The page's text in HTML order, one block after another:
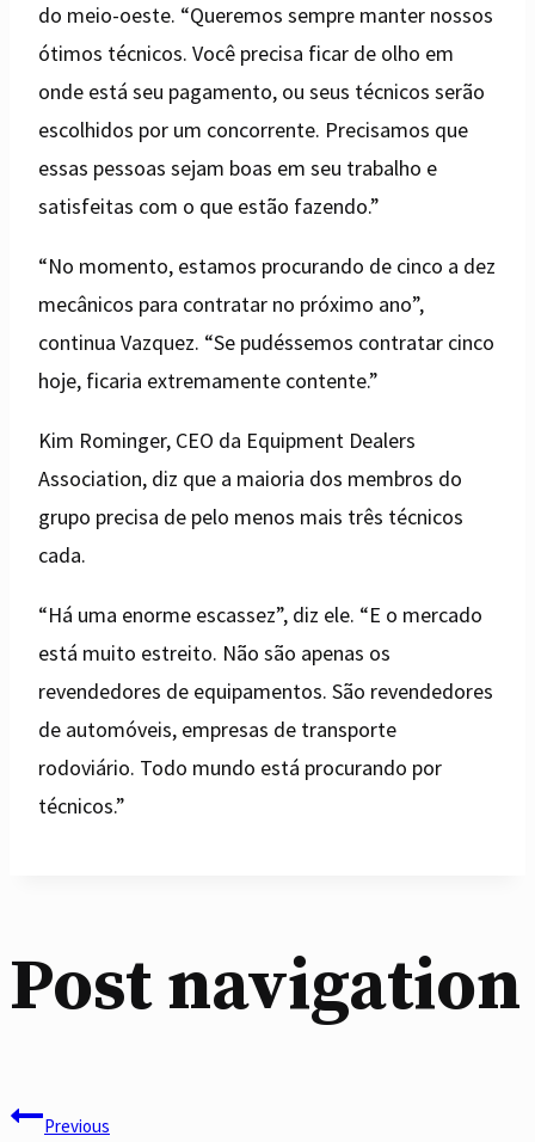
do meio-oeste. “Queremos sempre manter nossos
ótimos técnicos. Você precisa ficar de olho em
onde está seu pagamento, ou seus técnicos serão
escolhidos por um concorrente. Precisamos que
essas pessoas sejam boas em seu trabalho e
satisfeitas com o que estão fazendo.”
“No momento, estamos procurando de cinco a dez
mecânicos para contratar no próximo ano”,
continua Vazquez. “Se pudéssemos contratar cinco
hoje, ficaria extremamente contente.”
Kim Rominger, CEO da Equipment Dealers
Association, diz que a maioria dos membros do
grupo precisa de pelo menos mais três técnicos
cada.
“Há uma enorme escassez”, diz ele. “E o mercado
está muito estreito. Não são apenas os
revendedores de equipamentos. São revendedores
de automóveis, empresas de transporte
rodoviário. Todo mundo está procurando por
técnicos.”
Post navigation
Previous